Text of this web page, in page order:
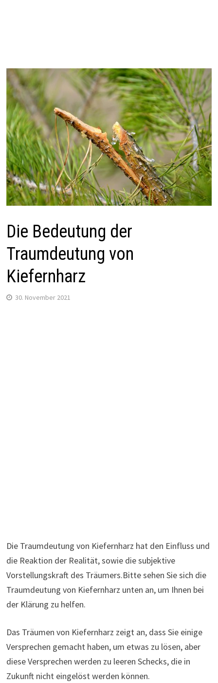
Die Bedeutung der
Traumdeutung von
Kiefernharz
30. November 2021
Die Traumdeutung von Kiefernharz hat den Einfluss und
die Reaktion der Realität, sowie die subjektive
Vorstellungskraft des Träumers.Bitte sehen Sie sich die
Traumdeutung von Kiefernharz unten an, um Ihnen bei
der Klärung zu helfen.
Das Träumen von Kiefernharz zeigt an, dass Sie einige
Versprechen gemacht haben, um etwas zu lösen, aber
diese Versprechen werden zu leeren Schecks, die in
Zukunft nicht eingelöst werden können.